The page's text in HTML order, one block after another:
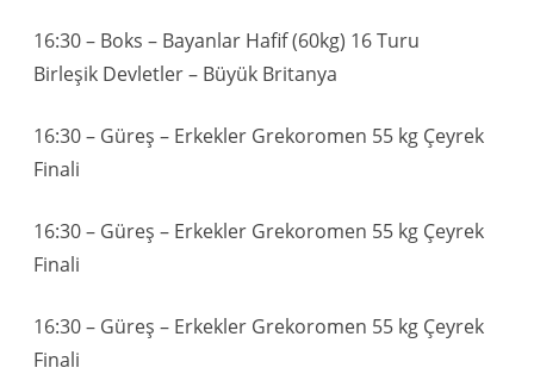
16:30 – Boks – Bayanlar Hafif (60kg) 16 Turu
Birleşik Devletler – Büyük Britanya
16:30 – Güreş – Erkekler Grekoromen 55 kg Çeyrek
Finali
16:30 – Güreş – Erkekler Grekoromen 55 kg Çeyrek
Finali
16:30 – Güreş – Erkekler Grekoromen 55 kg Çeyrek
Finali